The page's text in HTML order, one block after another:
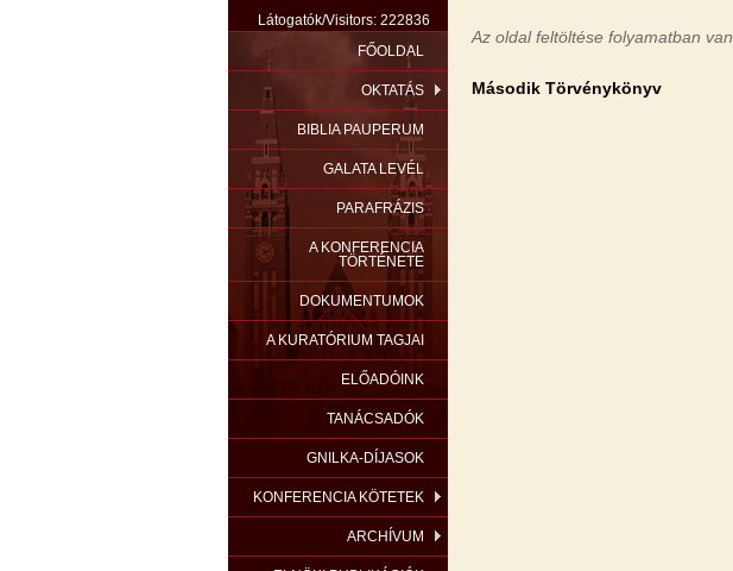
Az oldal feltöltése folyamatban van.
Második Törvénykönyv
Látogatók/Visitors: 222836
FŐOLDAL
OKTATÁS
BIBLIA PAUPERUM
GALATA LEVÉL
PARAFRÁZIS
A KONFERENCIA
TÖRTÉNETE
DOKUMENTUMOK
A KURATÓRIUM TAGJAI
ELŐADÓINK
TANÁCSADÓK
GNILKA-DÍJASOK
KONFERENCIA KÖTETEK
ARCHÍVUM